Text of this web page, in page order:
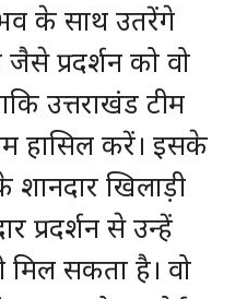
के साथ उतरेंगे
प्रदर्शन को वो
उत्तराखंड टीम
हासिल करें। इसके
शानदार खिलाड़ी
प्रदर्शन से उन्हें
सकता है। वो